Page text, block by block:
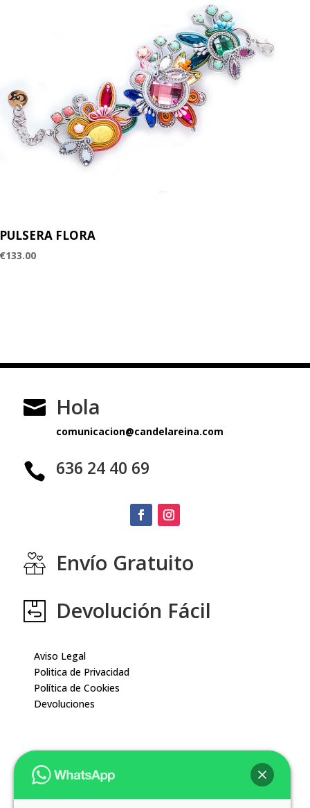
PULSERA FLORA
€133.00
 Hola
comunicacion@candelareina.com
 636 24 40 69
Envío Gratuito
Devolución Fácil
Aviso Legal
Politica de Privacidad
Política de Cookies
Devoluciones